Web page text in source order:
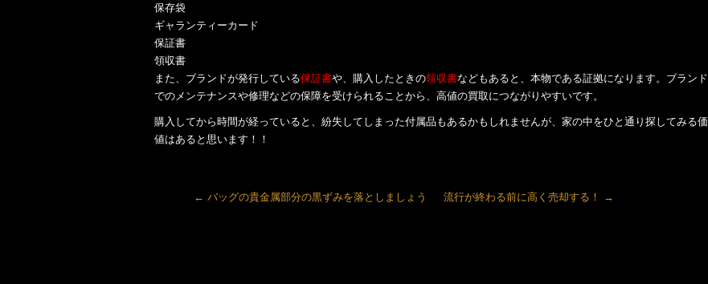
保存袋
ギャランティーカード
保証書
領収書
また、ブランドが発行している保証書や、購入したときの領収書などもあると、本物である証拠になります。ブランド
でのメンテナンスや修理などの保障を受けられることから、高値の買取につながりやすいです。
購入してから時間が経っていると、紛失してしまった付属品もあるかもしれませんが、家の中をひと通り探してみる価
値はあると思います！！
← バッグの貴金属部分の黒ずみを落としましょう 流行が終わる前に高く売却する！ →